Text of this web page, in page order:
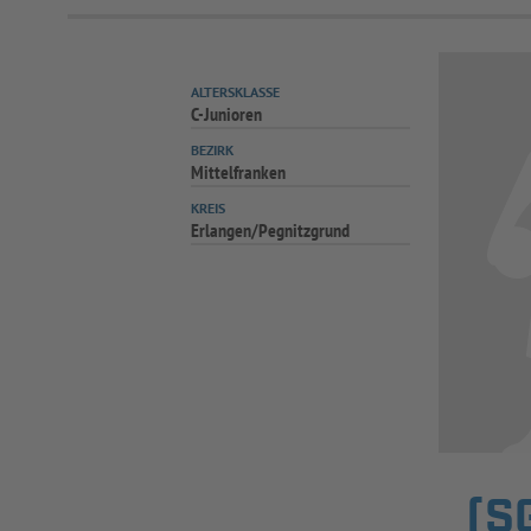
ALTERSKLASSE
C-Junioren
BEZIRK
Mittelfranken
KREIS
Erlangen/Pegnitzgrund